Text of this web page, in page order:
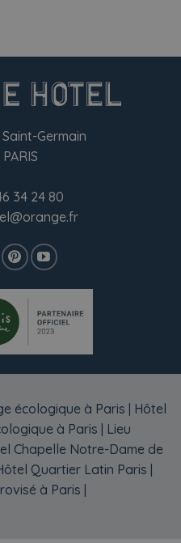
Germain
34 24 80
écologique à Paris | Hôtel
à Paris | Lieu
Chapelle Notre-Dame de
Quartier Latin Paris |
à Paris |